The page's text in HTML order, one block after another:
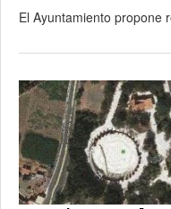
El Ayuntamiento propone